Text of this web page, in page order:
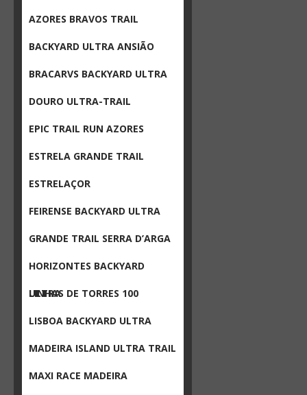
AZORES BRAVOS TRAIL
BACKYARD ULTRA ANSIÃO
BRACARVS BACKYARD ULTRA
DOURO ULTRA-TRAIL
EPIC TRAIL RUN AZORES
ESTRELA GRANDE TRAIL
ESTRELAÇOR
FEIRENSE BACKYARD ULTRA
GRANDE TRAIL SERRA D’ARGA
HORIZONTES BACKYARD
ULTRA
LINHAS DE TORRES 100
LISBOA BACKYARD ULTRA
MADEIRA ISLAND ULTRA TRAIL
MAXI RACE MADEIRA